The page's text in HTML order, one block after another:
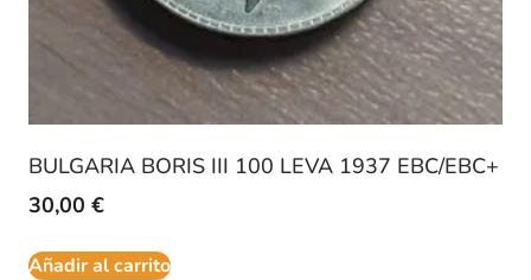
BULGARIA BORIS III 100 LEVA 1937 EBC/EBC+
30,00 €
Añadir al carrito